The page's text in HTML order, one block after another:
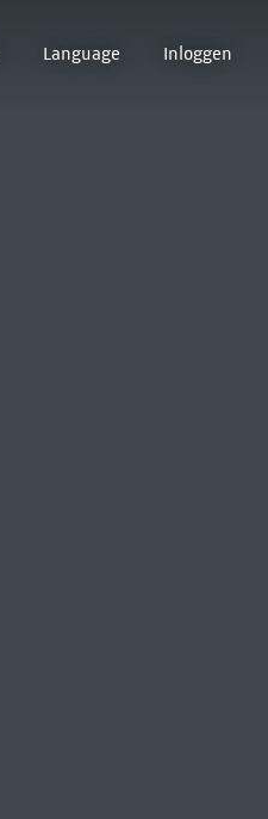
Language Inloggen